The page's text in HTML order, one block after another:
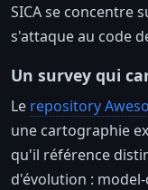
SICA se concentre
s'attaque au code
Un survey qui
Le repository
une cartographie
qu'il référence
d'évolution :